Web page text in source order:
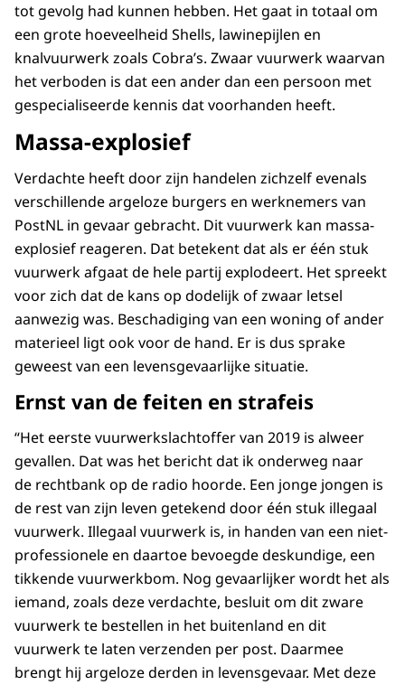
tot gevolg had kunnen hebben. Het gaat in totaal om
een grote hoeveelheid Shells, lawinepijlen en
knalvuurwerk zoals Cobra’s. Zwaar vuurwerk waarvan
het verboden is dat een ander dan een persoon met
gespecialiseerde kennis dat voorhanden heeft.
Massa-explosief
Verdachte heeft door zijn handelen zichzelf evenals
verschillende argeloze burgers en werknemers van
PostNL in gevaar gebracht. Dit vuurwerk kan massa-
explosief reageren. Dat betekent dat als er één stuk
vuurwerk afgaat de hele partij explodeert. Het spreekt
voor zich dat de kans op dodelijk of zwaar letsel
aanwezig was. Beschadiging van een woning of ander
materieel ligt ook voor de hand. Er is dus sprake
geweest van een levensgevaarlijke situatie.
Ernst van de feiten en strafeis
“Het eerste vuurwerkslachtoffer van 2019 is alweer
gevallen. Dat was het bericht dat ik onderweg naar
de rechtbank op de radio hoorde. Een jonge jongen is
de rest van zijn leven getekend door één stuk illegaal
vuurwerk. Illegaal vuurwerk is, in handen van een niet-
professionele en daartoe bevoegde deskundige, een
tikkende vuurwerkbom. Nog gevaarlijker wordt het als
iemand, zoals deze verdachte, besluit om dit zware
vuurwerk te bestellen in het buitenland en dit
vuurwerk te laten verzenden per post. Daarmee
brengt hij argeloze derden in levensgevaar. Met deze